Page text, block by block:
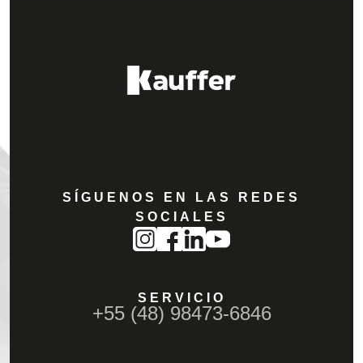
SÍGUENOS EN LAS REDES
SOCIALES
SERVICIO
+55 (48) 98473-6846